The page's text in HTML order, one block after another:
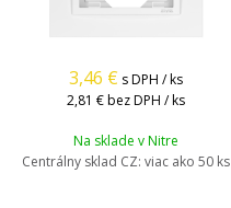
3,46 € s DPH / ks
2,81 € bez DPH / ks
Na sklade v Nitre
Centrálny sklad CZ: viac ako 50 ks